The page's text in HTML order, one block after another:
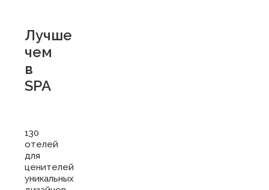
Лучше
чем
в
SPA
130
отелей
для
ценителей
уникальных